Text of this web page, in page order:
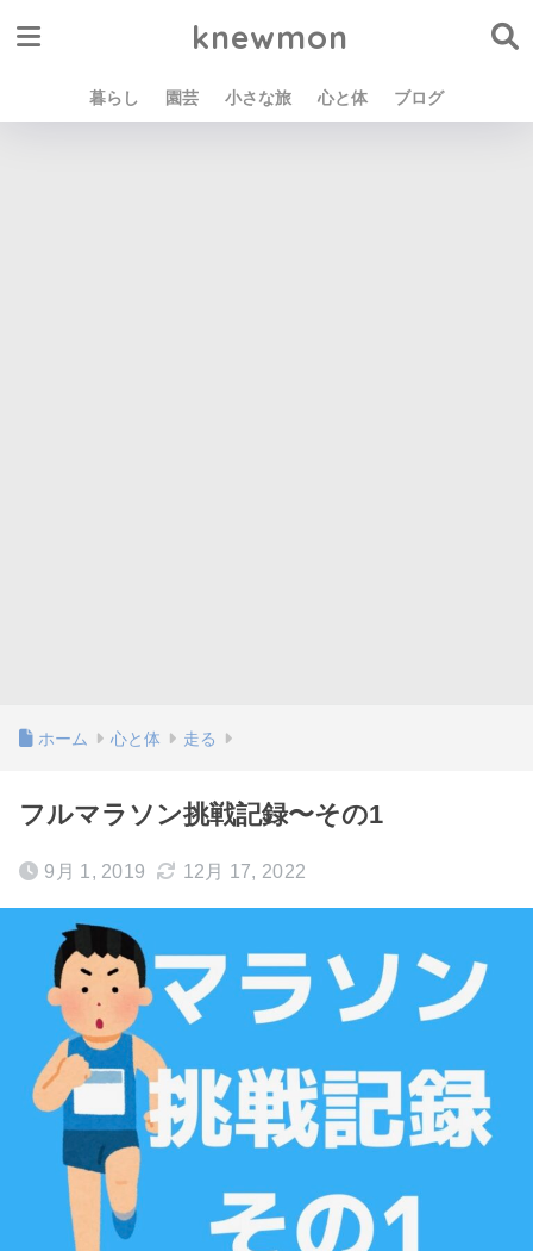
knewmon
暮らし 園芸 小さな旅 心と体 ブログ
ホーム 心と体 走る
フルマラソン挑戦記録〜その1
9月 1, 2019 12月 17, 2022